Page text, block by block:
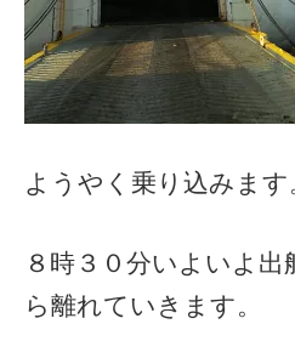
ようやく乗り込みます
８時３０分いよいよ
ら離れていきます。